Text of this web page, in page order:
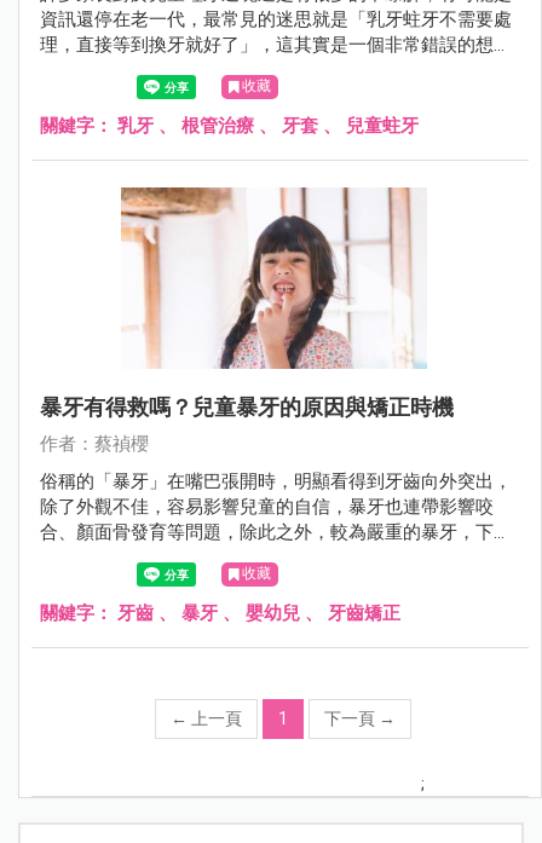
資訊還停在老一代，最常見的迷思就是「乳牙蛀牙不需要處
理，直接等到換牙就好了」，這其實是一個非常錯誤的想
收藏
關鍵字： 乳牙 、 根管治療 、 牙套 、 兒童蛀牙
暴牙有得救嗎？兒童暴牙的原因與矯正時機
作者：蔡禎櫻
俗稱的「暴牙」在嘴巴張開時，明顯看得到牙齒向外突出，
除了外觀不佳，容易影響兒童的自信，暴牙也連帶影響咬
合、顏面骨發育等問題，除此之外，較為嚴重的暴牙，下排
牙齒容易咬到上排牙床的牙肉，導致牙肉受傷、發炎。
收藏
關鍵字： 牙齒 、 暴牙 、 嬰幼兒 、 牙齒矯正
← 上一頁 1 下一頁 →
;